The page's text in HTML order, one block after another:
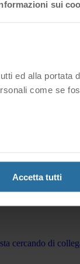
sui
ed alla portata
come se
Accetta tutti
cercando di